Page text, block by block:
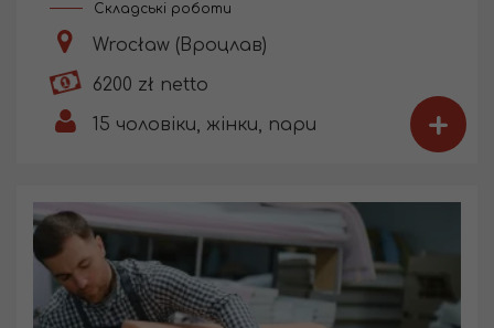
Складські роботи
Wrocław (Вроцлав)
6200 zł netto
15 чоловіки, жінки, пари +